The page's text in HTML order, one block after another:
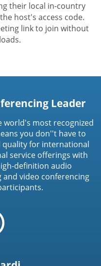
their local in-country
host's access code.
link to join without
Leader
world's most recognized
you don''t have to
for international
service offerings with
definition audio
and video conferencing
t('common.phone_icon')